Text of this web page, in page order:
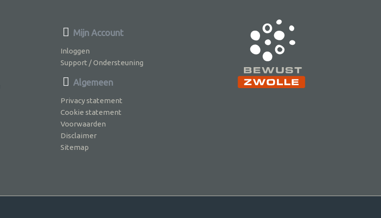
Mijn Account
Inloggen
Support / Ondersteuning
Algemeen
Privacy statement
Cookie statement
Voorwaarden
Disclaimer
Sitemap